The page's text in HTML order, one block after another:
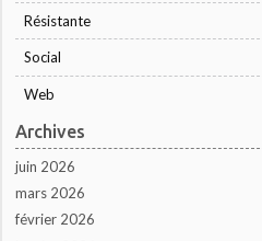
Résistante
Social
Web
Archives
juin 2026
mars 2026
février 2026